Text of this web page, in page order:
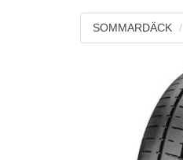
SOMMARDÄCK